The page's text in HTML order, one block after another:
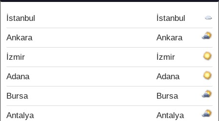
İstanbul İstanbul
Ankara Ankara
İzmir İzmir
Adana Adana
Bursa Bursa
Antalya Antalya